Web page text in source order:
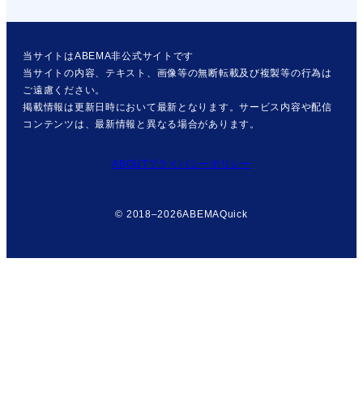
当サイトはABEMA非公式サイトです
当サイトの内容、テキスト、画像等の無断転載及び複製等の行為は
ご遠慮ください。
掲載情報は更新日時において最新となります。サービス内容や配信
コンテンツは、最新情報と異なる場合があります。
ABOUTプライバシーポリシー
© 2018–2026ABEMAQuick